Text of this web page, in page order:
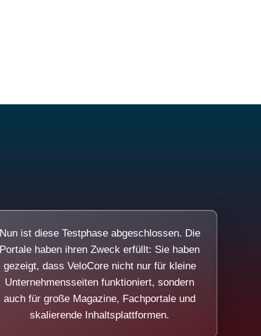
Nun ist diese Testphase abgeschlossen. Die
Portale haben ihren Zweck erfüllt: Sie haben
gezeigt, dass VeloCore nicht nur für kleine
Unternehmensseiten funktioniert, sondern
auch für große Magazine, Fachportale und
skalierende Inhaltsplattformen.